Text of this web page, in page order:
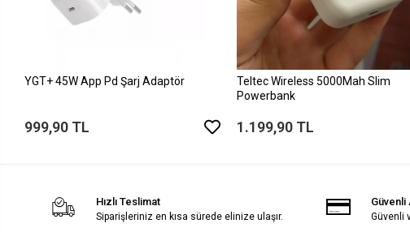
YGT+ 45W App Pd Şarj Adaptör
999,90 TL
Teltec Wireless 5000Mah Slim
Powerbank
1.199,90 TL
Hızlı Teslimat
Siparişleriniz en kısa sürede elinize ulaşır.
Güvenli
Güvenli